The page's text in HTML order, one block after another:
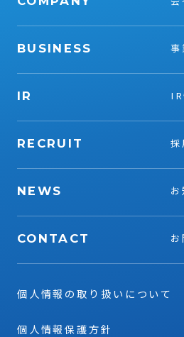
BUSINESS 事
IR
RECRUIT 採
NEWS お
CONTACT
個人情報の取り扱いについて
個人情報保護方針